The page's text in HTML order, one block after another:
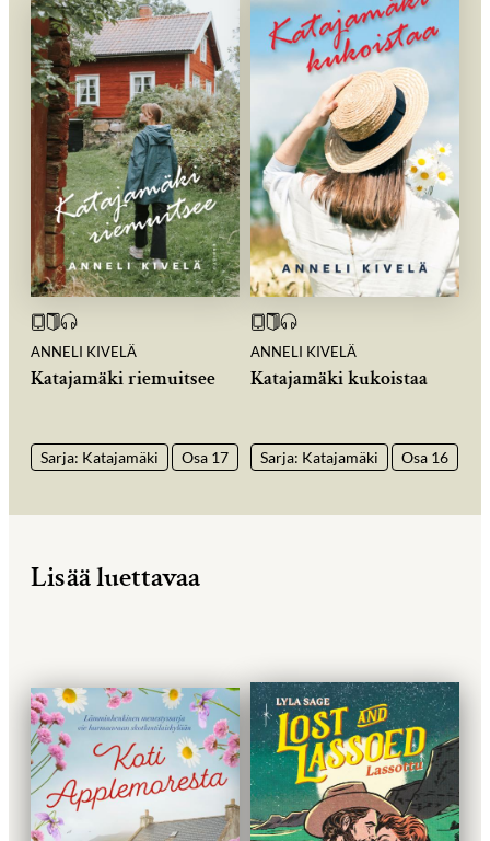
ANNELI KIVELÄ
Katajamäki riemuitsee
Sarja: Katajamäki Osa 17
ANNELI KIVELÄ
Katajamäki kukoistaa
Sarja: Katajamäki Osa 16
Lisää luettavaa